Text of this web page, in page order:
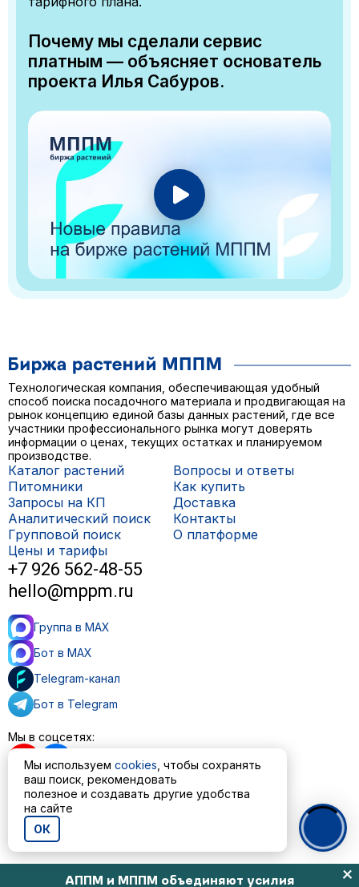
Почему мы сделали сервис
платным — объясняет основатель
проекта Илья Сабуров.
АППМ и МППМ объединяют усилия
Технологическая компания, обеспечивающая удобный
способ поиска посадочного материала и продвигающая на
рынок концепцию единой базы данных растений, где все
участники профессионального рынка могут доверять
информации о ценах, текущих остатках и планируемом
производстве.
Каталог растений
Питомники
Запросы на КП
Аналитический поиск
Групповой поиск
Цены и тарифы
Вопросы и ответы
Как купить
Доставка
Контакты
О платформе
+7 926 562-48-55
hello@mppm.ru
Группа в MAX
Бот в MAX
Telegram-канал
Бот в Telegram
Мы в соцсетях:
Пользовательское соглашение
Политика обработки персональных данных
© ООО «МППМ» 2023—2026
Мы используем cookies , чтобы сохранять
ваш поиск, рекомендовать
полезное и создавать другие удобства
на сайте
ОК